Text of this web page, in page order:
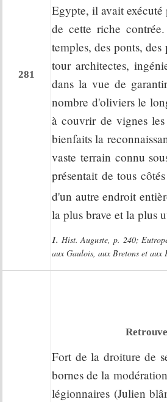
281
Egypte, il avait exécuté
de cette riche
temples, des ponts,
tour architectes,
dans la vue de
nombre d'oliviers le
à couvrir de vignes
bienfaits la
vaste terrain connu
présentait de tous
d'un autre endroit
la plus brave et la plus
1. Hist. Auguste, p. 240;
aux Gaulois, aux Bretons et aux
Fort de la droiture de
bornes de la
légionnaires (Julien